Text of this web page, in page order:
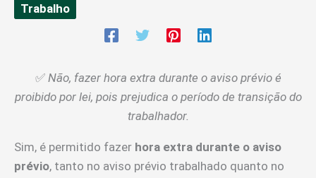
Trabalho
✅ Não, fazer hora extra durante o aviso prévio é
proibido por lei, pois prejudica o período de transição do
trabalhador.
Sim, é permitido fazer hora extra durante o aviso
prévio, tanto no aviso prévio trabalhado quanto no